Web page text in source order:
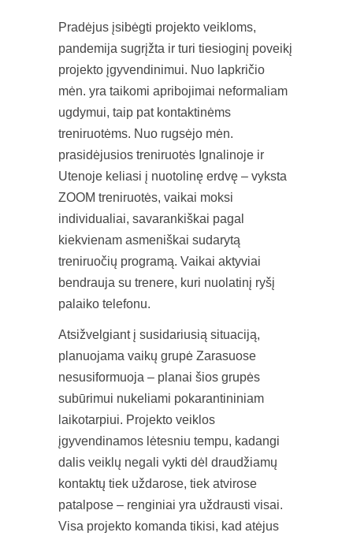
Pradėjus įsibėgti projekto veikloms,
pandemija sugrįžta ir turi tiesioginį poveikį
projekto įgyvendinimui. Nuo lapkričio
mėn. yra taikomi apribojimai neformaliam
ugdymui, taip pat kontaktinėms
treniruotėms. Nuo rugsėjo mėn.
prasidėjusios treniruotės Ignalinoje ir
Utenoje keliasi į nuotolinę erdvę – vyksta
ZOOM treniruotės, vaikai moksi
individualiai, savarankiškai pagal
kiekvienam asmeniškai sudarytą
treniruočių programą. Vaikai aktyviai
bendrauja su trenere, kuri nuolatinį ryšį
palaiko telefonu.
Atsižvelgiant į susidariusią situaciją,
planuojama vaikų grupė Zarasuose
nesusiformuoja – planai šios grupės
subūrimui nukeliami pokarantininiam
laikotarpiui. Projekto veiklos
įgyvendinamos lėtesniu tempu, kadangi
dalis veiklų negali vykti dėl draudžiamų
kontaktų tiek uždarose, tiek atvirose
patalpose – renginiai yra uždrausti visai.
Visa projekto komanda tikisi, kad atėjus